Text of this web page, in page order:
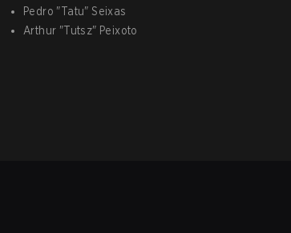
Pedro "Tatu"Seixas
Arthur "Tutsz" Peixoto